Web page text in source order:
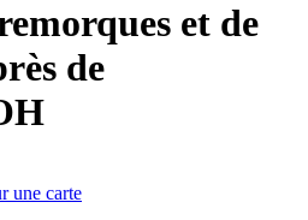
et de
de
une carte